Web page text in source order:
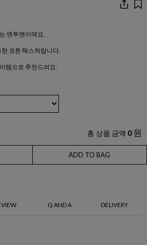
맨투맨이에요.
코튼 텍스쳐랍니다.
템으로 추천드려요.
총 상품 금액 0 원
ADD TO BAG
Q AND A DELIVERY